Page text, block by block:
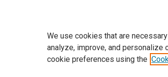
Tout le contenu de ce site:
de données, a la
We use cookies that are
analyze, improve, and personalize
cookie preferences using the